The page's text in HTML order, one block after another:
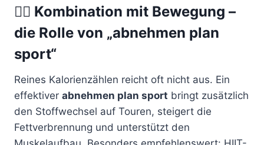
🏃‍♀️ Kombination mit Bewegung –
die Rolle von „abnehmen plan
sport“
Reines Kalorienzählen reicht oft nicht aus. Ein
effektiver abnehmen plan sport bringt zusätzlich
den Stoffwechsel auf Touren, steigert die
Fettverbrennung und unterstützt den